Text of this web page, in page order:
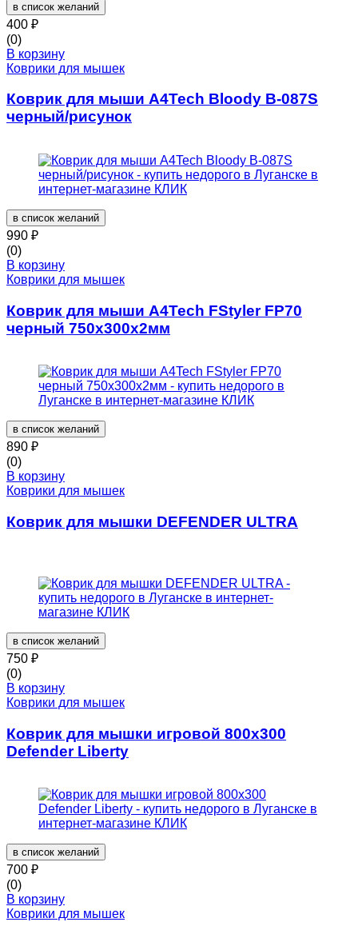
в список желаний
400 ₽
(0)
В корзину
Коврики для мышек
Коврик для мыши A4Tech Bloody B-087S
черный/рисунок
в список желаний
990 ₽
(0)
В корзину
Коврики для мышек
Коврик для мыши A4Tech FStyler FP70
черный 750x300x2мм
в список желаний
890 ₽
(0)
В корзину
Коврики для мышек
Коврик для мышки DEFENDER ULTRA
в список желаний
750 ₽
(0)
В корзину
Коврики для мышек
Коврик для мышки игровой 800х300
Defender Liberty
в список желаний
700 ₽
(0)
В корзину
Коврики для мышек